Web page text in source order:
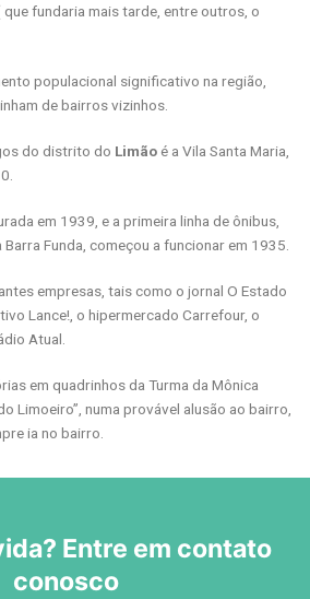
fundaria mais tarde, entre outros, o
populacional significativo na região,
de bairros vizinhos.
do distrito do Limãoé a Vila Santa Maria,
em 1939, e a primeira linha de ônibus,
Funda, começou a funcionar em 1935.
empresas, tais como o jornal O Estado
Lance!, o hipermercado Carrefour, o
Atual.
em quadrinhos da Turma da Mônica
Limoeiro”, numa provável alusão ao bairro,
ia no bairro.
Entre em contato
conosco